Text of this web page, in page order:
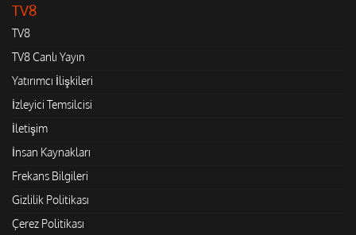
TV8
TV8
TV8 Canlı Yayın
Yatırımcı İlişkileri
İzleyici Temsilcisi
İletişim
İnsan Kaynakları
Frekans Bilgileri
Gizlilik Politikası
Çerez Politikası